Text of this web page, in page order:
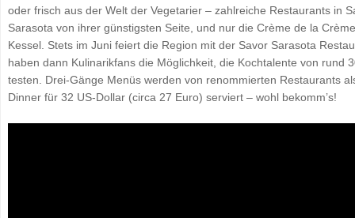
oder frisch aus der Welt der Vegetarier – zahlreiche Restaurants in
Sarasota von ihrer günstigsten Seite, und nur die Crème de la
Kessel. Stets im Juni feiert die Region mit der Savor Sarasota
haben dann Kulinarikfans die Möglichkeit, die Kochtalente von rund
testen. Drei-Gänge Menüs werden von renommierten Restaurants
Dinner für 32 US-Dollar (circa 27 Euro) serviert – wohl bekomm’s!